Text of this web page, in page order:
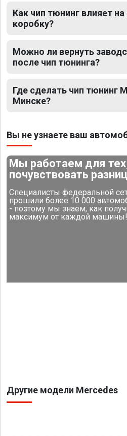
Как чип тюнинг влияет на
коробку?
Можно ли вернуть
после чип тюнинга?
Где сделать чип тюнинг
Минске?
Вы не узнаете ваш
Мы работаем для
почувствовать
Специалисты федеральной
прошили более 10 000
- поэтому мы знаем, как
максимум от каждой машины!
Другие модели Mercedes